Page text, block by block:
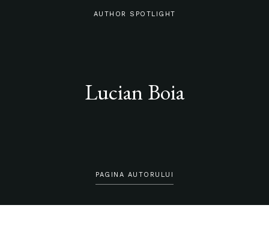
AUTHOR SPOTLIGHT
Lucian Boia
PAGINA AUTORULUI